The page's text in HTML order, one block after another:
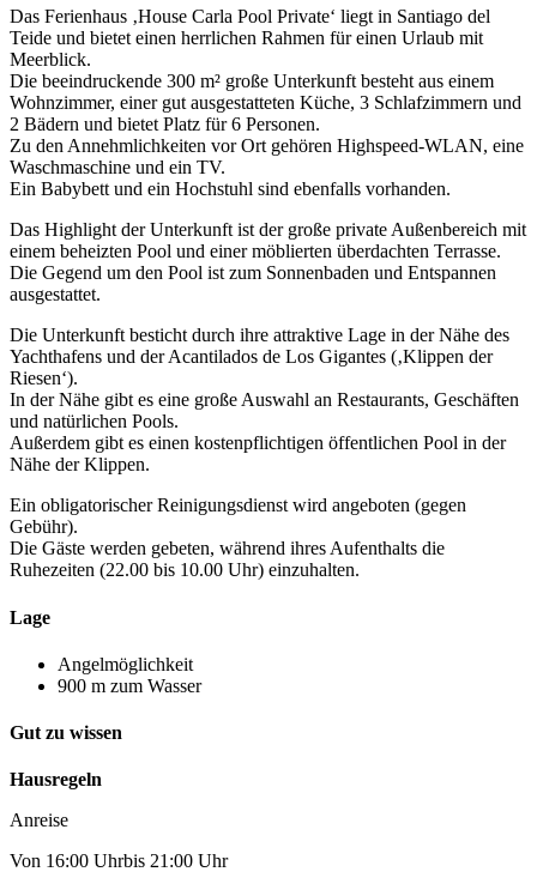
Das Ferienhaus ‚House Carla Pool Private‘ liegt in Santiago del
Teide und bietet einen herrlichen Rahmen für einen Urlaub mit
Meerblick.
Die beeindruckende 300 m² große Unterkunft besteht aus einem
Wohnzimmer, einer gut ausgestatteten Küche, 3 Schlafzimmern und
2 Bädern und bietet Platz für 6 Personen.
Zu den Annehmlichkeiten vor Ort gehören Highspeed-WLAN, eine
Waschmaschine und ein TV.
Ein Babybett und ein Hochstuhl sind ebenfalls vorhanden.
Das Highlight der Unterkunft ist der große private Außenbereich mit
einem beheizten Pool und einer möblierten überdachten Terrasse.
Die Gegend um den Pool ist zum Sonnenbaden und Entspannen
ausgestattet.
Die Unterkunft besticht durch ihre attraktive Lage in der Nähe des
Yachthafens und der Acantilados de Los Gigantes (‚Klippen der
Riesen‘).
In der Nähe gibt es eine große Auswahl an Restaurants, Geschäften
und natürlichen Pools.
Außerdem gibt es einen kostenpflichtigen öffentlichen Pool in der
Nähe der Klippen.
Ein obligatorischer Reinigungsdienst wird angeboten (gegen
Gebühr).
Die Gäste werden gebeten, während ihres Aufenthalts die
Ruhezeiten (22.00 bis 10.00 Uhr) einzuhalten.
Lage
Angelmöglichkeit
900 m zum Wasser
Gut zu wissen
Hausregeln
Anreise
Von 16:00 Uhrbis 21:00 Uhr